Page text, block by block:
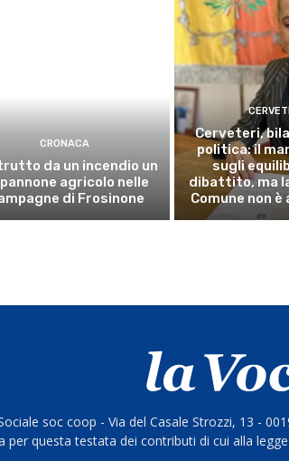
CRONACA
da un incendio un
agricolo nelle
di Frosinone
Cerveteri,
politica: il
sugli
dibattito, ma
Comune non
soc coop - Via del Casale Strozzi, 13 -
per questa testata dei contributi di cui alla